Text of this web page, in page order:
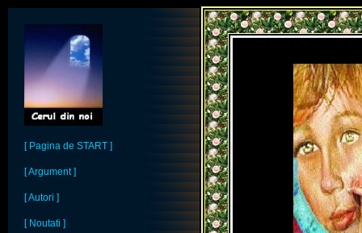
[ Pagina de START ]
[ Argument ]
[ Autori ]
[ Noutati ]